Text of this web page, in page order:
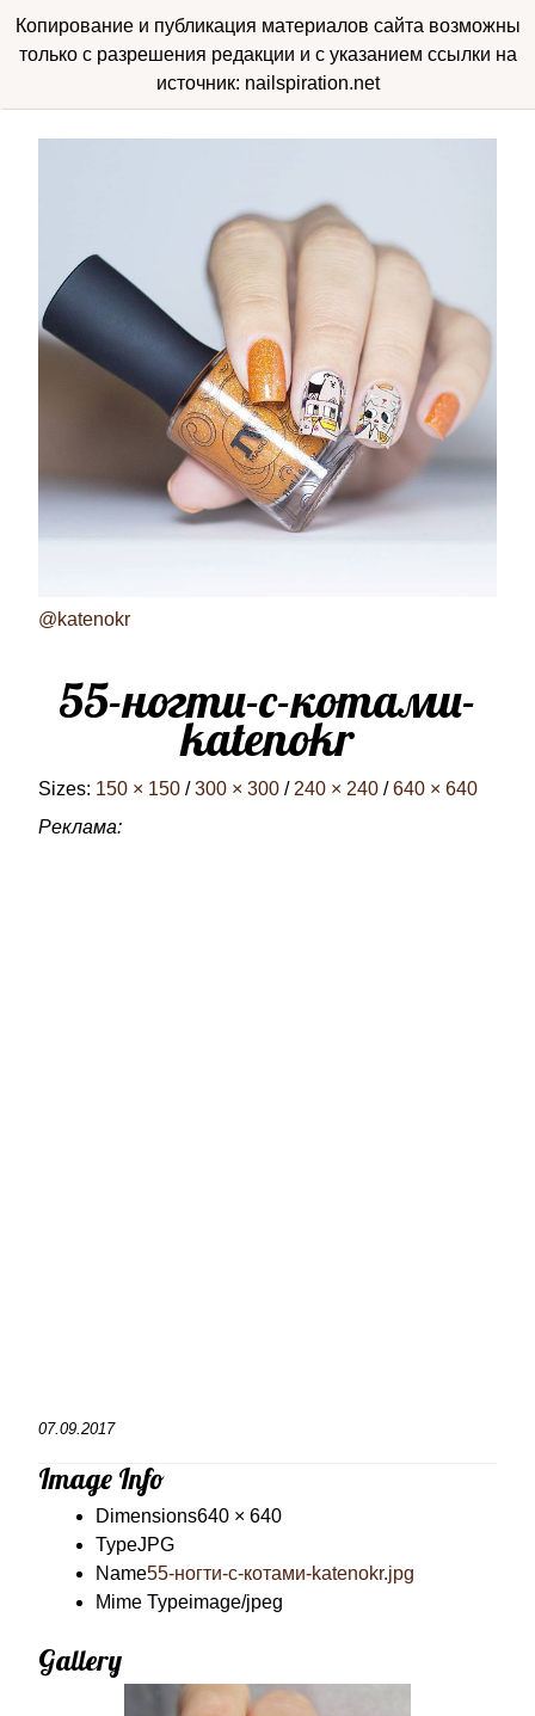
Копирование и публикация материалов сайта возможны
только с разрешения редакции и с указанием ссылки на
источник: nailspiration.net
@katenokr
55-ногти-с-котами-
katenokr
Sizes: 150 × 150 / 300 × 300 / 240 × 240 / 640 × 640
Реклама:
07.09.2017
Image Info
Dimensions640 × 640
TypeJPG
Name55-ногти-с-котами-katenokr.jpg
Mime Typeimage/jpeg
Gallery